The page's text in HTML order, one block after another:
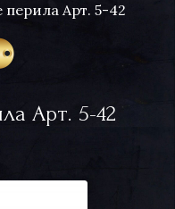
перила Арт. 5-42
Арт. 5-42